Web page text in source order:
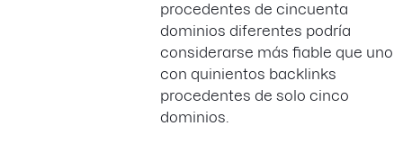
procedentes de cincuenta
dominios diferentes podría
considerarse más fiable que uno
con quinientos backlinks
procedentes de solo cinco
dominios.